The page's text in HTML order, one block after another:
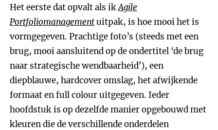
Het eerste dat opvalt als ikAgile
Portfoliomanagementuitpak, is hoe mooi het is
vormgegeven. Prachtige foto’s (steeds met een
brug, mooi aansluitend op de ondertitel ‘de brug
naar strategische wendbaarheid’), een
diepblauwe, hardcover omslag, het afwijkende
formaat en full colour uitgegeven. Ieder
hoofdstuk is op dezelfde manier opgebouwd met
kleuren die de verschillende onderdelen